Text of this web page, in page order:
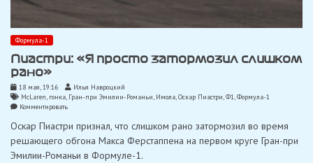
Формула-1
Пиастри: «Я просто затормозил слишком
рано»
18 мая, 19:16
Илья Навроцкий
McLaren, гонка, Гран-при Эмилии-Романьи, Имола,Оскар Пиастри,Ф1,Формула-1
Комментироватьon
«Я
просто
затормозил
слишком
Оскар Пиастри признал, что слишком рано затормозил во время
решающего обгона Макса Ферстаппена на первом круге Гран-при
Эмилии-Романьи в Формуле-1.